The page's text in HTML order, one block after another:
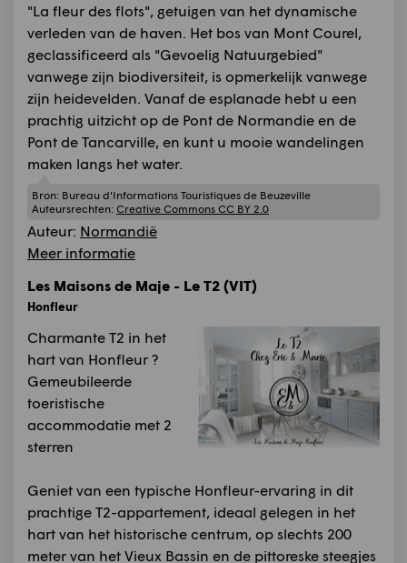
"La fleur des flots", getuigen van het dynamische
verleden van de haven. Het bos van Mont Courel,
geclassificeerd als "Gevoelig Natuurgebied"
vanwege zijn biodiversiteit, is opmerkelijk vanwege
zijn heidevelden. Vanaf de esplanade hebt u een
prachtig uitzicht op de Pont de Normandie en de
Pont de Tancarville, en kunt u mooie wandelingen
maken langs het water.
Bron: Bureau d'Informations Touristiques de Beuzeville
Auteursrechten: Creative Commons CC BY 2.0
Auteur: Normandië
Meer informatie
Les Maisons de Maje - Le T2 (VIT)
Honfleur
Charmante T2 in het
hart van Honfleur ?
Gemeubileerde
toeristische
accommodatie met 2
sterren
Geniet van een typische Honfleur-ervaring in dit
prachtige T2-appartement, ideaal gelegen in het
hart van het historische centrum, op slechts 200
meter van het Vieux Bassin en de pittoreske steegjes